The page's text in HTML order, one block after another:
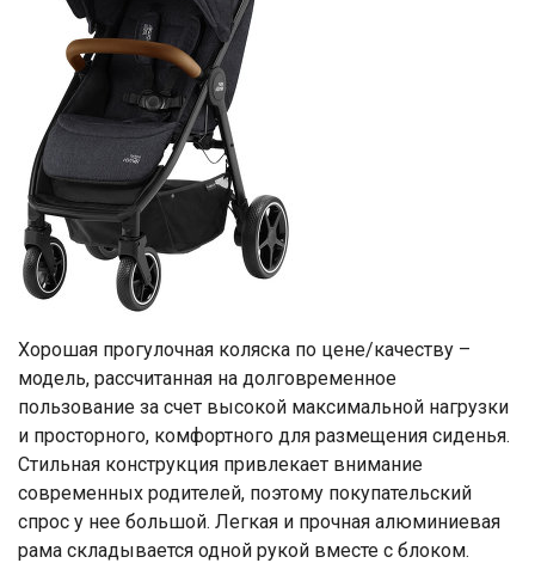
Хорошая прогулочная коляска по цене/качеству –
модель, рассчитанная на долговременное
пользование за счет высокой максимальной нагрузки
и просторного, комфортного для размещения сиденья.
Стильная конструкция привлекает внимание
современных родителей, поэтому покупательский
спрос у нее большой. Легкая и прочная алюминиевая
рама складывается одной рукой вместе с блоком.